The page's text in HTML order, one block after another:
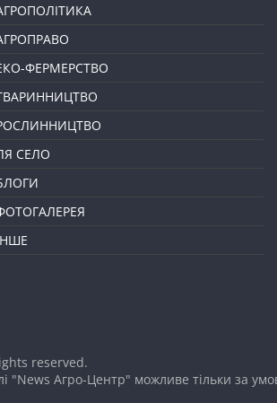
ФЕРМЕРСТВО
СЕЛО
reserved.
"News Агро-Центр" можливе тільки за